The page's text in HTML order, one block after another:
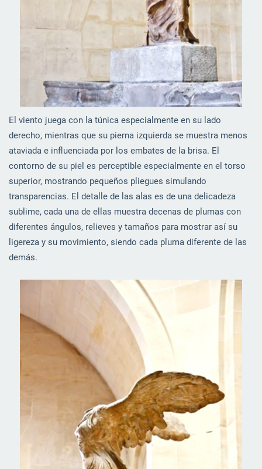
El viento juega con la túnica especialmente en su lado
derecho, mientras que su pierna izquierda se muestra menos
ataviada e influenciada por los embates de la brisa. El
contorno de su piel es perceptible especialmente en el torso
superior, mostrando pequeños pliegues simulando
transparencias. El detalle de las alas es de una delicadeza
sublime, cada una de ellas muestra decenas de plumas con
diferentes ángulos, relieves y tamaños para mostrar así su
ligereza y su movimiento, siendo cada pluma diferente de las
demás.